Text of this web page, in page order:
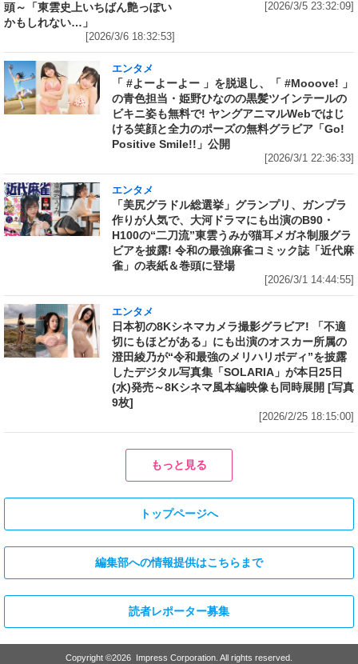
頭～「東雲史上いちばん艶っぽい
かもしれない…」
[2026/3/6 18:32:53]
[2026/3/5 23:32:09]
エンタメ
「 #よーよーよー 」を脱退し、「 #Mooove! 」
の青色担当・姫野ひなのの黒髪ツインテールの
ビキニ姿も無料で! ヤングアニマルWebではじ
ける笑顔と全力のポーズの無料グラビア「Go!
Positive Smile!!」公開
[2026/3/1 22:36:33]
エンタメ
「美尻グラドル総選挙」グランプリ、ガンプラ
作りが人気で、大河ドラマにも出演のB90・
H100の“二刀流”東雲うみが猫耳メガネ制服グラ
ビアを披露! 令和の最強麻雀コミック誌「近代麻
雀」の表紙＆巻頭に登場
[2026/3/1 14:44:55]
エンタメ
日本初の8Kシネマカメラ撮影グラビア! 「不適
切にもほどがある」にも出演のオスカー所属の
澄田綾乃が“令和最強のメリハリボディ”を披露
したデジタル写真集「SOLARIA」が本日25日
(水)発売～8Kシネマ風本編映像も同時展開 [写真
9枚]
[2026/2/25 18:15:00]
もっと見る
トップページへ
編集部への情報提供はこちらまで
読者レポーター募集
Copyright ©2026 Impress Corporation. All rights reserved.